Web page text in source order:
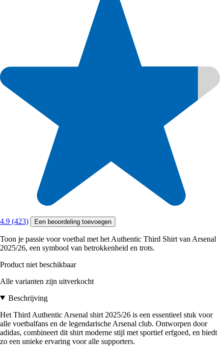
4.9 (423) Een beoordeling toevoegen
Toon je passie voor voetbal met het Authentic Third Shirt van Arsenal
2025/26, een symbool van betrokkenheid en trots.
Product niet beschikbaar
Alle varianten zijn uitverkocht
Beschrijving
Het Third Authentic Arsenal shirt 2025/26 is een essentieel stuk voor
alle voetbalfans en de legendarische Arsenal club. Ontworpen door
adidas, combineert dit shirt moderne stijl met sportief erfgoed, en biedt
zo een unieke ervaring voor alle supporters.